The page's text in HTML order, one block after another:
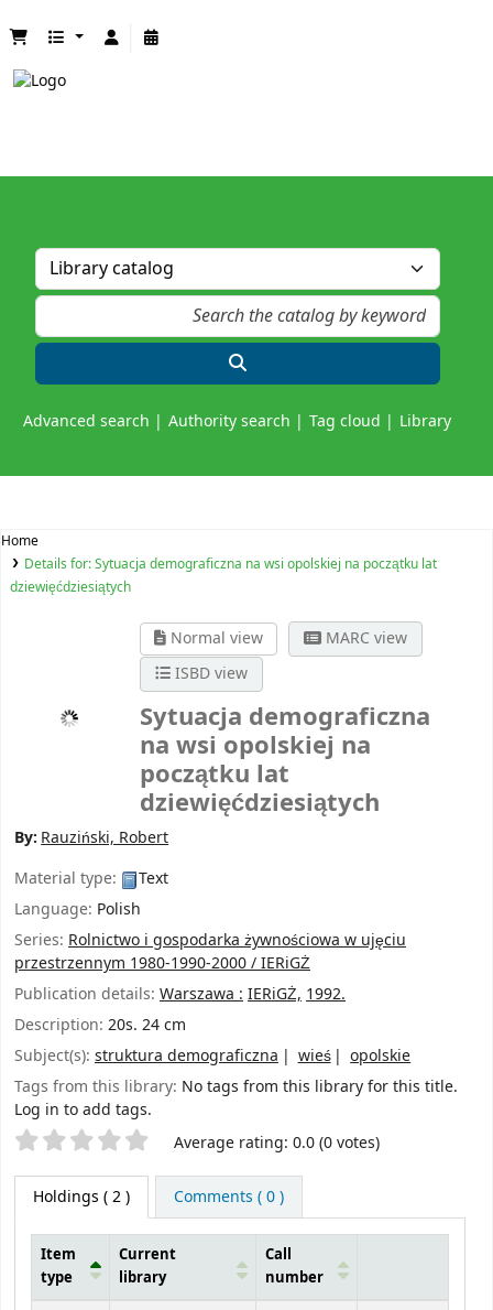
Advanced search Authority search Tag cloud Library
Home
Details for:Sytuacja demograficzna na wsi opolskiej na początku lat
dziewięćdziesiątych
Normal view
MARC view
ISBD view
Sytuacja demograficzna
na wsi opolskiej na
początku lat
dziewięćdziesiątych
By: Rauziński, Robert
Material type:
Text
Language: Polish
Series: Rolnictwo i gospodarka żywnościowa w ujęciu
przestrzennym 1980-1990-2000 / IERiGŻ
Publication details: Warszawa :IERiGŻ,1992.
Description: 20s. 24 cm
Subject(s): struktura demograficzna wieś
opolskie
Tags from this library: No tags from this library for this title.
Log in to add tags.
Star ratings Average rating: 0.0 (0 votes)
Holdings ( 2 ) Comments ( 0 )
Item
type
Current
library
Call
number